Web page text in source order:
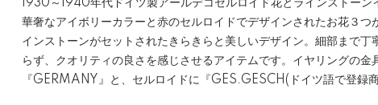
1930～1940年代ドイツ製アールデコセルロイド花とラインストーン
華奢なアイボリーカラーと赤のセルロイドでデザインされたお花３
インストーンがセットされたきらきらと美しいデザイン。細部まで
らず、クオリティの良さを感じさせるアイテムです。イヤリングの
『GERMANY』と、セルロイドに『GES.GESCH(ドイツ語で登録